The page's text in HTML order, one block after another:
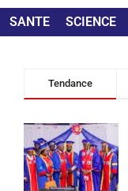
SANTE SCIENCE
Tendance